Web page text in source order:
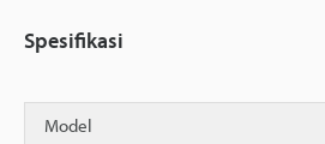
Spesifikasi
Model